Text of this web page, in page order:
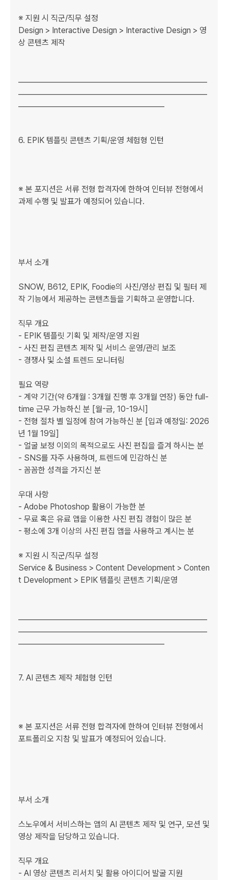
※ 지원 시 직군/직무 설정
Design > Interactive Design > Interactive Design > 영
상 콘텐츠 제작
﻿﻿6. EPIK 템플릿 콘텐츠 기획/운영 체험형 인턴
※ 본 포지션은 서류 전형 합격자에 한하여 인터뷰 전형에서
과제 수행 및 발표가 예정되어 있습니다.
부서 소개
SNOW, B612, EPIK, Foodie의 사진/영상 편집 및 필터 제
작 기능에서 제공하는 콘텐츠들을 기획하고 운영합니다.
직무 개요
- EPIK 템플릿 기획 및 제작/운영 지원
- 사진 편집 콘텐츠 제작 및 서비스 운영/관리 보조
- 경쟁사 및 소셜 트렌드 모니터링
필요 역량
- 계약 기간(약 6개월 : 3개월 진행 후 3개월 연장) 동안 full-
time 근무 가능하신 분 [월-금, 10-19시]
- 전형 절차 별 일정에 참여 가능하신 분 [입과 예정일: 2026
년 1월 19일]
- 얼굴 보정 이외의 목적으로도 사진 편집을 즐겨 하시는 분
- SNS를 자주 사용하며, 트렌드에 민감하신 분
- 꼼꼼한 성격을 가지신 분
우대 사항
- Adobe Photoshop 활용이 가능한 분
- 무료 혹은 유료 앱을 이용한 사진 편집 경험이 많은 분
- 평소에 3개 이상의 사진 편집 앱을 사용하고 계시는 분
※ 지원 시 직군/직무 설정
Service & Business > Content Development > Conten
t Development > EPIK 템플릿 콘텐츠 기획/운영
﻿﻿7. AI 콘텐츠 제작 체험형 인턴
※ 본 포지션은 서류 전형 합격자에 한하여 인터뷰 전형에서
포트폴리오 지참 및 발표가 예정되어 있습니다.
부서 소개
스노우에서 서비스하는 앱의 AI 콘텐츠 제작 및 연구, 모션 및
영상 제작을 담당하고 있습니다.
직무 개요
- AI 영상 콘텐츠 리서치 및 활용 아이디어 발굴 지원